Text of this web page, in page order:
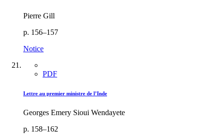
Pierre Gill
p. 156–157
Notice
PDF
Lettre au premier ministre de l’Inde
Georges Emery Sioui Wendayete
p. 158–162